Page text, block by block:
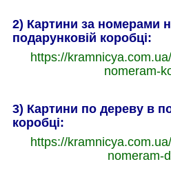
2) Картини за номерами
подарунковій коробці:
https://
nomeram-
3) Картини по дереву в
коробці:
https://
nomeram-